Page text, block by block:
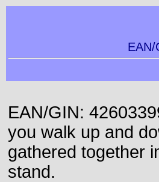
EAN/GIN:
you walk up and
gathered together
stand.